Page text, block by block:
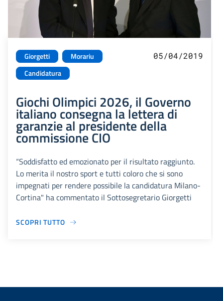
Giorgetti
Morariu
Candidatura
05/04/2019
Giochi Olimpici 2026, il Governo
italiano consegna la lettera di
garanzie al presidente della
commissione CIO
“Soddisfatto ed emozionato per il risultato raggiunto.
Lo merita il nostro sport e tutti coloro che si sono
impegnati per rendere possibile la candidatura Milano-
Cortina" ha commentato il Sottosegretario Giorgetti
SCOPRI TUTTO